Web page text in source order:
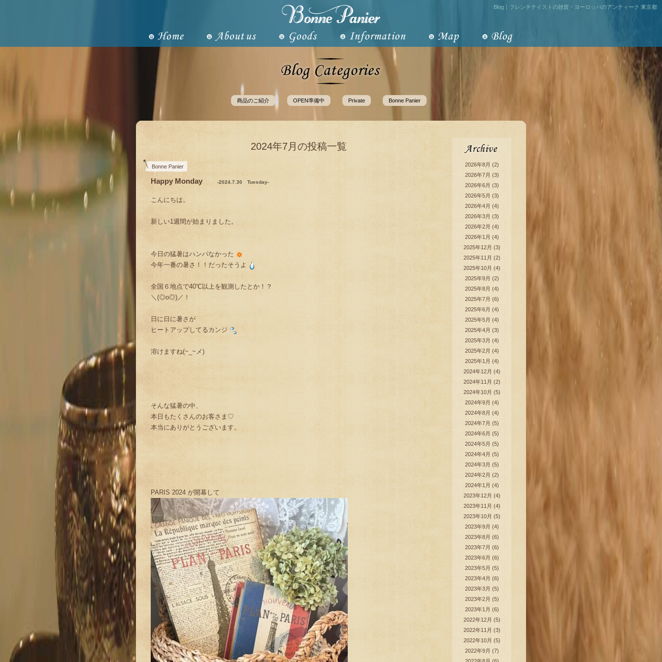
Blog｜フレンチテイストの雑貨・ヨーロッパのアンティーク 東京都
商品のご紹介 OPEN準備中 Private Bonne Panier
2024年7月の投稿一覧
Bonne Panier
Happy Monday -2024.7.30 Tuesday-
こんにちは。
新しい1週間が始まりました。
今日の猛暑はハンパなかった
今年一番の暑さ！！だったそうよ
全国６地点で40℃以上を観測したとか！？
＼(◎o◎)／！
日に日に暑さが
ヒートアップしてるカンジ
溶けますね(~_~メ)
そんな猛暑の中、
本日もたくさんのお客さま♡
本当にありがとうございます。
PARIS 2024 が開幕して
2026年8月 (2)
2026年7月 (3)
2026年6月 (3)
2026年5月 (3)
2026年4月 (4)
2026年3月 (3)
2026年2月 (4)
2026年1月 (4)
2025年12月 (3)
2025年11月 (2)
2025年10月 (4)
2025年9月 (2)
2025年8月 (4)
2025年7月 (6)
2025年6月 (4)
2025年5月 (4)
2025年4月 (3)
2025年3月 (4)
2025年2月 (4)
2025年1月 (4)
2024年12月 (4)
2024年11月 (2)
2024年10月 (5)
2024年9月 (4)
2024年8月 (4)
2024年7月 (5)
2024年6月 (5)
2024年5月 (5)
2024年4月 (5)
2024年3月 (5)
2024年2月 (2)
2024年1月 (4)
2023年12月 (4)
2023年11月 (4)
2023年10月 (5)
2023年9月 (4)
2023年8月 (6)
2023年7月 (6)
2023年6月 (6)
2023年5月 (5)
2023年4月 (6)
2023年3月 (5)
2023年2月 (5)
2023年1月 (6)
2022年12月 (5)
2022年11月 (3)
2022年10月 (5)
2022年9月 (7)